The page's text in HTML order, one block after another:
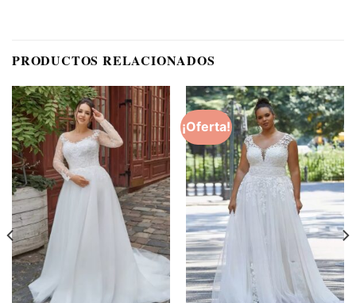
PRODUCTOS RELACIONADOS
¡Oferta!